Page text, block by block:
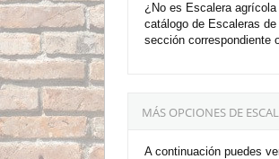
¿No es Escalera
catálogo de Escaleras
sección correspondiente
MÁS OPCIONES DE
A continuación puedes